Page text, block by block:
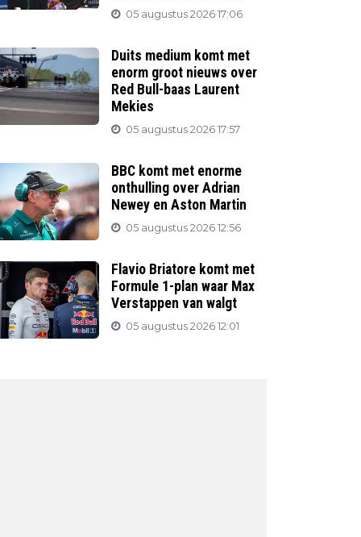
05 augustus 2026 17:06
Duits medium komt met
enorm groot nieuws over
Red Bull-baas Laurent
Mekies
05 augustus 2026 17:57
BBC komt met enorme
onthulling over Adrian
Newey en Aston Martin
05 augustus 2026 12:56
Flavio Briatore komt met
Formule 1-plan waar Max
Verstappen van walgt
05 augustus 2026 12:01